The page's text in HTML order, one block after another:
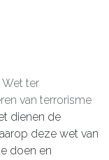
Wet ter
van terrorisme
dienen de
deze wet van
doen en